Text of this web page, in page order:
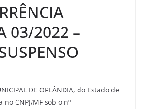
03/2022 –
DE ORLÂNDIA, do Estado de
CNPJ/MF sob o nº